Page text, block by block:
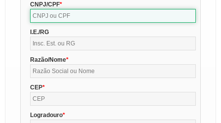
CNPJ/CPF
I.E./RG
Razão/Nome
CEP
Logradouro